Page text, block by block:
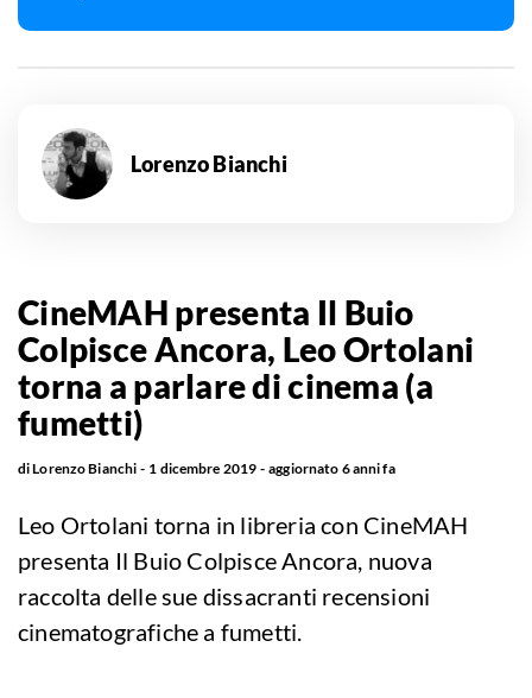
Lorenzo Bianchi
CineMAH presenta Il Buio
Colpisce Ancora, Leo Ortolani
torna a parlare di cinema (a
fumetti)
diLorenzo Bianchi 1 dicembre 2019 aggiornato 6 anni fa
Leo Ortolani torna in libreria con CineMAH
presenta Il Buio Colpisce Ancora, nuova
raccolta delle sue dissacranti recensioni
cinematografiche a fumetti.